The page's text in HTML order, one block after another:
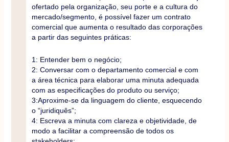
ofertado pela organização, seu porte e a cultura do
mercado/segmento, é possível fazer um contrato
comercial que aumenta o resultado das corporações
a partir das seguintes práticas:
1: Entender bem o negócio;
2: Conversar com o departamento comercial e com
a área técnica para elaborar uma minuta adequada
com as especificações do produto ou serviço;
3:Aproxime-se da linguagem do cliente, esquecendo
o “juridiquês”;
4: Escreva a minuta com clareza e objetividade, de
modo a facilitar a compreensão de todos os